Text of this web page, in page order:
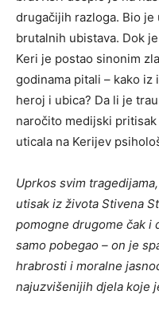
drugačijih razloga. Bio
brutalnih ubistava. Dok
Keri je postao sinonim
godinama pitali – kako
heroj i ubica? Da li je
naročito medijski
uticala na Kerijev
Uprkos svim
utisak iz života Stivena
pomogne drugome čak i
samo pobegao – on je
hrabrosti i moralne
najuzvišenijih djela koje